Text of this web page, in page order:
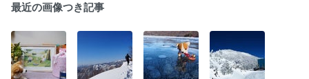
最近の画像つき記事